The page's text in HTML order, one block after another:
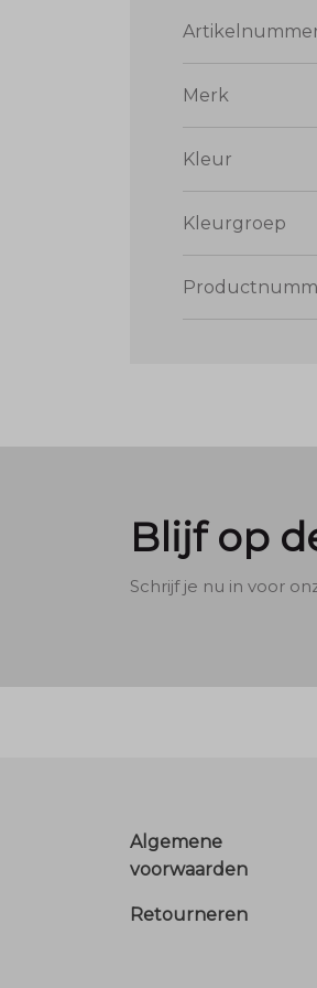
Merk
Kleur
Kleurgroep
Blijf op
Schrijf je nu in voor
Footer
Algemene
voorwaarden
Retourneren